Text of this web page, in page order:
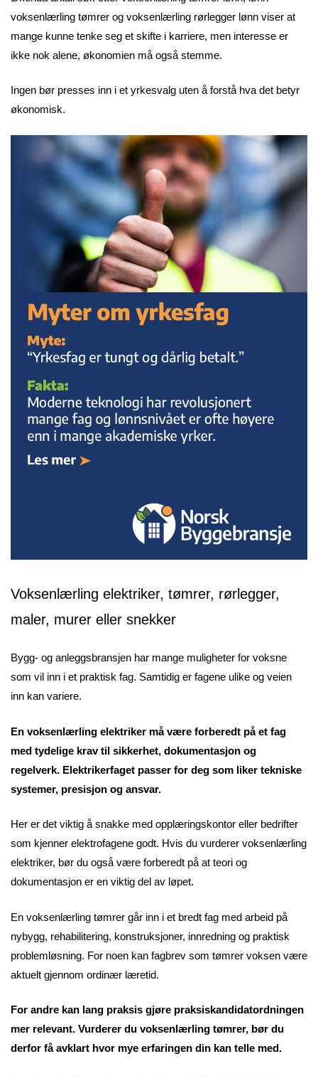
voksenlærling tømrer og voksenlærling rørlegger lønn viser at
mange kunne tenke seg et skifte i karriere, men interesse er
ikke nok alene, økonomien må også stemme.
Ingen bør presses inn i et yrkesvalg uten å forstå hva det betyr
økonomisk.
Voksenlærling elektriker, tømrer, rørlegger,
maler, murer eller snekker
Bygg- og anleggsbransjen har mange muligheter for voksne
som vil inn i et praktisk fag. Samtidig er fagene ulike og veien
inn kan variere.
En voksenlærling elektriker må være forberedt på et fag
med tydelige krav til sikkerhet, dokumentasjon og
regelverk. Elektrikerfaget passer for deg som liker tekniske
systemer, presisjon og ansvar.
Her er det viktig å snakke med opplæringskontor eller bedrifter
som kjenner elektrofagene godt. Hvis du vurderer voksenlærling
elektriker, bør du også være forberedt på at teori og
dokumentasjon er en viktig del av løpet.
En voksenlærling tømrer går inn i et bredt fag med arbeid på
nybygg, rehabilitering, konstruksjoner, innredning og praktisk
problemløsning. For noen kan fagbrev som tømrer voksen være
aktuelt gjennom ordinær læretid.
For andre kan lang praksis gjøre praksiskandidatordningen
mer relevant. Vurderer du voksenlærling tømrer, bør du
derfor få avklart hvor mye erfaringen din kan telle med.